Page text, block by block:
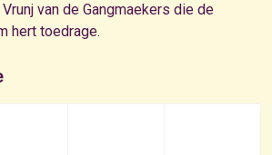
van de Gangmaekers die de
hert toedrage.